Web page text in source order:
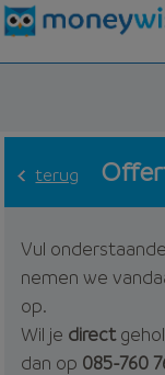
terug
Vul
nemen we
op.
Wil je direct
dan op 085-760